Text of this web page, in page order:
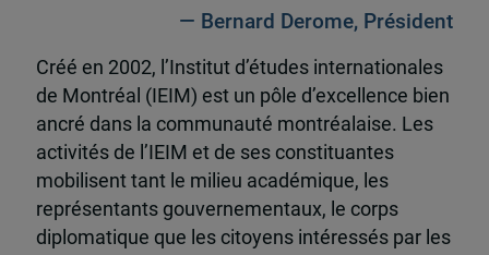
— Bernard Derome, Président
Créé en 2002, l’Institut d’études internationales
de Montréal (IEIM) est un pôle d’excellence bien
ancré dans la communauté montréalaise. Les
activités de l’IEIM et de ses constituantes
mobilisent tant le milieu académique, les
représentants gouvernementaux, le corps
diplomatique que les citoyens intéressés par les